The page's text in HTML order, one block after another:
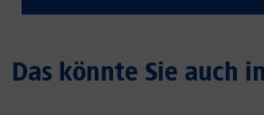
Das könnte Sie auch